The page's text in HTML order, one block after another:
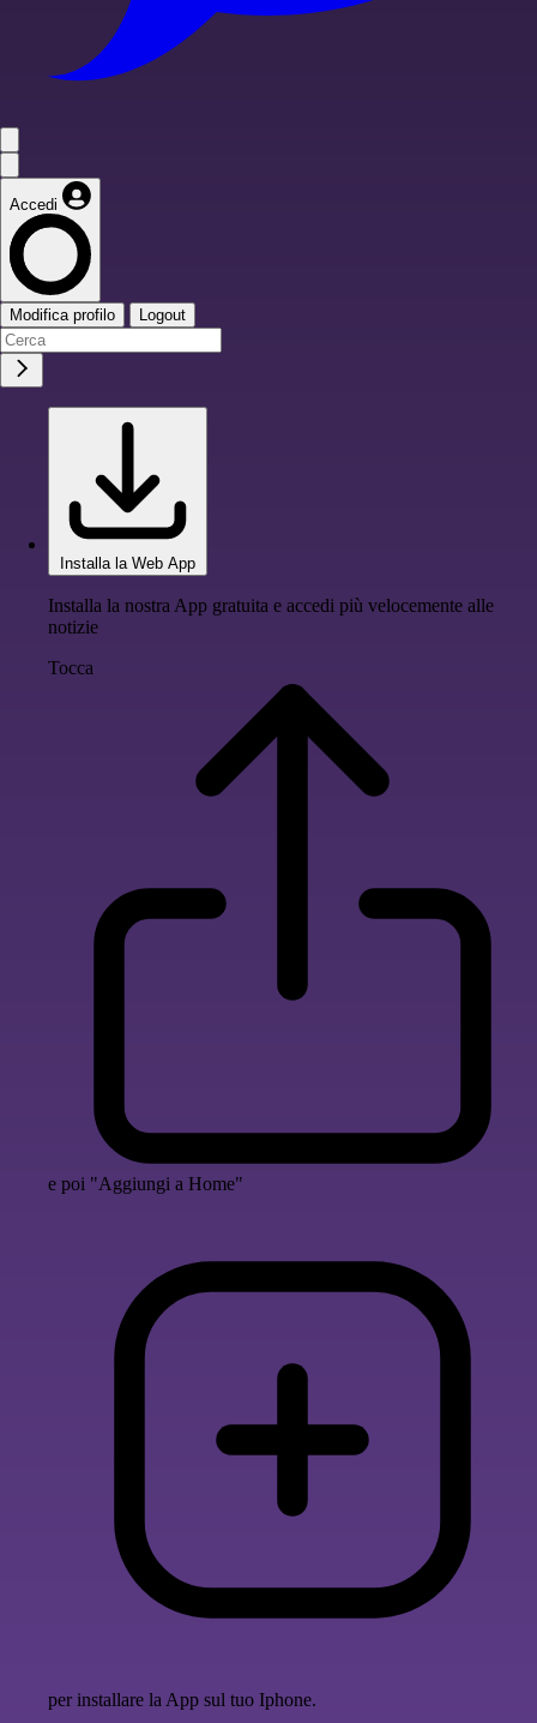
Accedi
Modifica profilo Logout
Installa la Web App
Installa la nostra App gratuita e accedi più velocemente alle
notizie
Tocca
e poi "Aggiungi a Home"
per installare la App sul tuo Iphone.